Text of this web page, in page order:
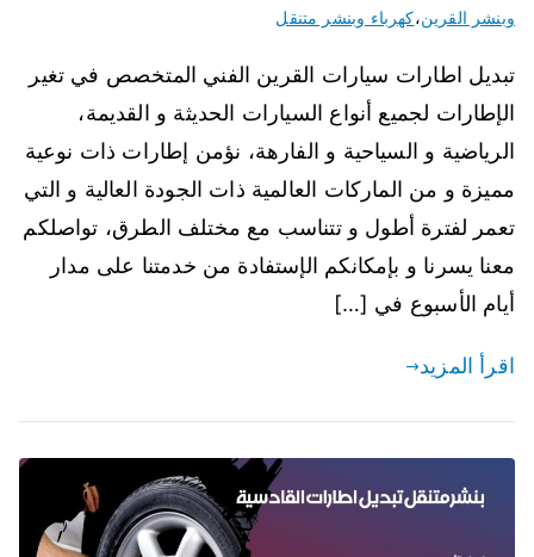
وبنشر القرين،كهرباء وبنشر متنقل
تبديل اطارات سيارات القرين الفني المتخصص في تغير
الإطارات لجميع أنواع السيارات الحديثة و القديمة،
الرياضية و السياحية و الفارهة، نؤمن إطارات ذات نوعية
مميزة و من الماركات العالمية ذات الجودة العالية و التي
تعمر لفترة أطول و تتناسب مع مختلف الطرق، تواصلكم
معنا يسرنا و بإمكانكم الإستفادة من خدمتنا على مدار
أيام الأسبوع في […]
اقرأ المزيد